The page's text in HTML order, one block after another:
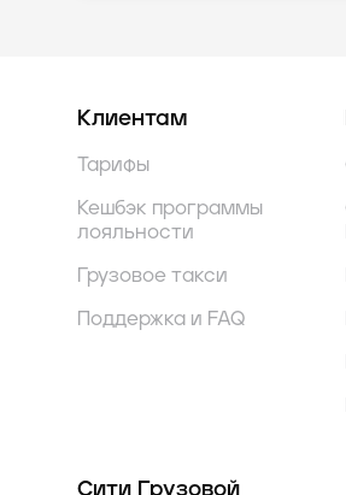
Клиентам
Тарифы
Кешбэк программы
лояльности
Грузовое такси
Поддержка и FAQ
Сити Грузовой